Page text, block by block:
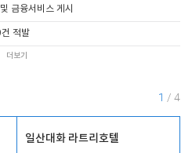
금융서비스 게시
적발
더보기
1 / 4
일산대화 라트리호텔